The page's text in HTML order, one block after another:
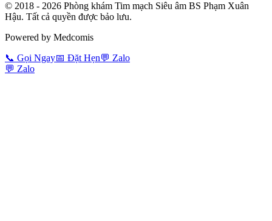
© 2018 - 2026 Phòng khám Tim mạch Siêu âm BS Phạm Xuân
Hậu. Tất cả quyền được bảo lưu.
Powered by Medcomis
📞 Gọi Ngay📅 Đặt Hẹn💬 Zalo
💬 Zalo